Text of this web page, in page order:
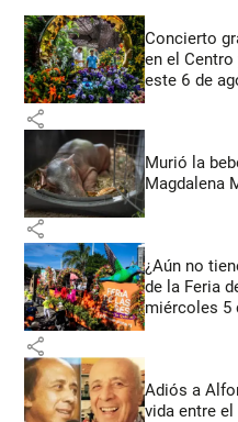
Concierto
en el
este 6 de
share
Murió la
Magdalena
share
¿Aún no
de la Feria
miércoles 5
share
Adiós a
vida entre